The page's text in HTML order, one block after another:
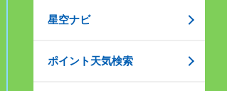
星空ナビ
ポイント天気検索